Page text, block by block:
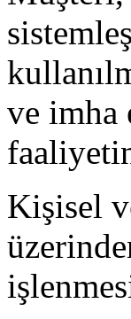
ve imha
Kişisel